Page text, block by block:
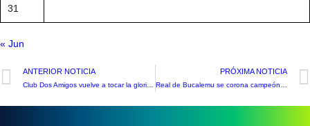
31
« Jun
ANTERIOR NOTICIA
Club Dos Amigos vuelve a tocar la gloria y es el monarca general del fútbol de Putaendo
PRÓXIMA NOTICIA
Real de Bucalemu se corona campeón invicto de vóley en histórica fecha de la Liname U14